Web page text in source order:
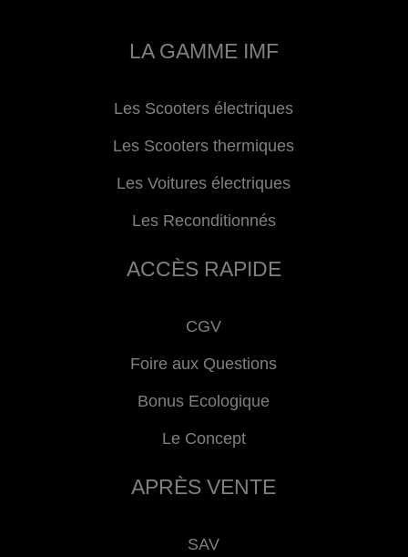
LA GAMME IMF
Les Scooters électriques
Les Scooters thermiques
Les Voitures électriques
Les Reconditionnés
ACCÈS RAPIDE
CGV
Foire aux Questions
Bonus Ecologique
Le Concept
APRÈS VENTE
SAV